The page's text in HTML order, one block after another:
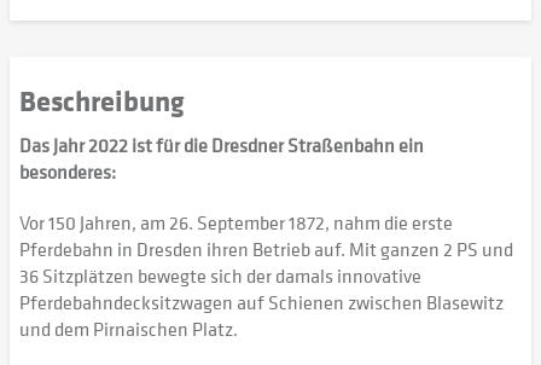
Beschreibung
Das Jahr 2022 ist für die Dresdner Straßenbahn ein
besonderes:
Vor 150 Jahren, am 26. September 1872, nahm die erste
Pferdebahn in Dresden ihren Betrieb auf. Mit ganzen 2 PS und
36 Sitzplätzen bewegte sich der damals innovative
Pferdebahndecksitzwagen auf Schienen zwischen Blasewitz
und dem Pirnaischen Platz.